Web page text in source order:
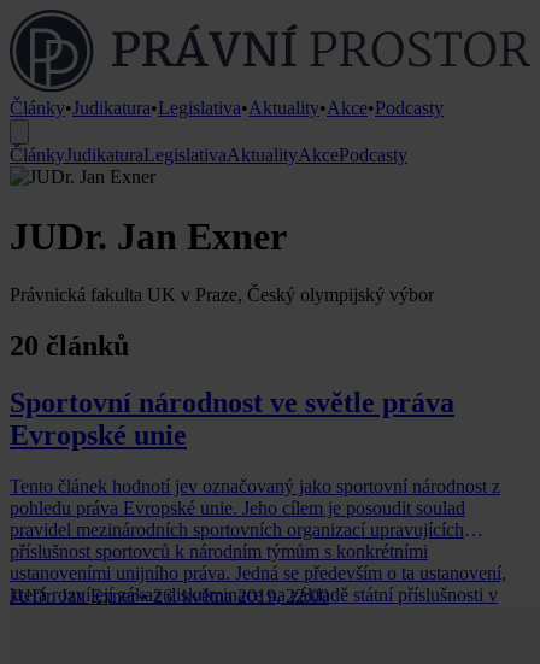
Články•Judikatura•Legislativa•Aktuality•Akce•Podcasty
ČlánkyJudikaturaLegislativaAktualityAkcePodcasty
JUDr. Jan Exner
Právnická fakulta UK v Praze, Český olympijský výbor
20 článků
Sportovní národnost ve světle práva
Evropské unie
Tento článek hodnotí jev označovaný jako sportovní národnost z
pohledu práva Evropské unie. Jeho cílem je posoudit soulad
pravidel mezinárodních sportovních organizací upravujících
příslušnost sportovců k národním týmům s konkrétními
ustanoveními unijního práva. Jedná se především o ta ustanovení,
která rozvíjejí zákaz diskriminace na základě státní příslušnosti v
JUDr. Jan Exner • 26. května 2019, 22:00